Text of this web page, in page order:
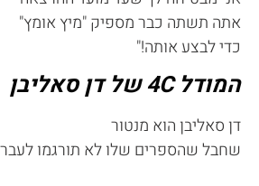
אתה תשתה כבר מספיק "מיץ אומץ"
כדי לבצע אותה!"
המודל 4C של דן סאליבן
דן סאליבן הוא מנטור
שחבל שהספרים שלו לא תורגמו